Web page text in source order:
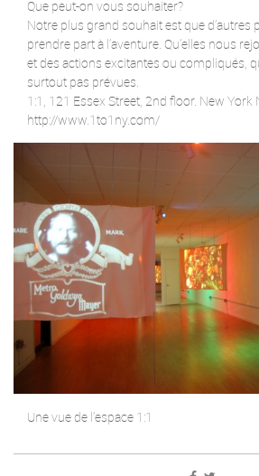
Que peut-on vous souhaiter?
Notre plus grand souhait est que d’autres
prendre part à l’aventure. Qu’elles nous
et des actions excitantes ou compliqués,
surtout pas prévues.
1:1, 121 Essex Street, 2nd floor. New York
http://www.1to1ny.com/
Une vue de l’espace 1:1